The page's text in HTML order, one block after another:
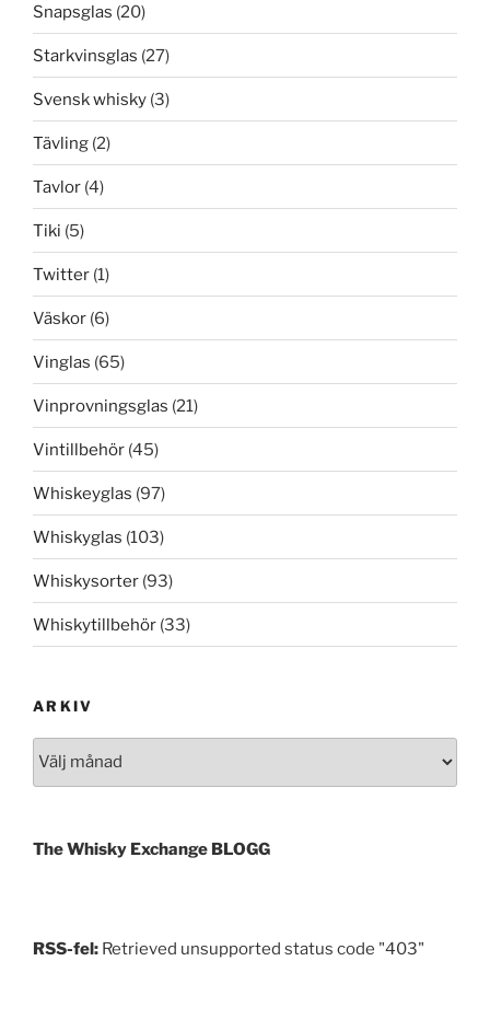
Snapsglas (20)
Starkvinsglas (27)
Svensk whisky (3)
Tävling (2)
Tavlor (4)
Tiki (5)
Twitter (1)
Väskor (6)
Vinglas (65)
Vinprovningsglas (21)
Vintillbehör (45)
Whiskeyglas (97)
Whiskyglas (103)
Whiskysorter (93)
Whiskytillbehör (33)
ARKIV
The Whisky Exchange BLOGG
RSS-fel: Retrieved unsupported status code "403"